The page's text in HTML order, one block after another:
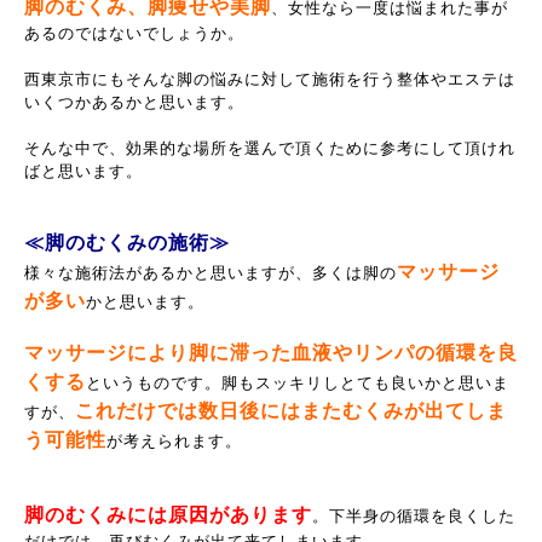
脚のむくみ、脚痩せや美脚、女性なら一度は悩まれた事が
あるのではないでしょうか。
西東京市にもそんな脚の悩みに対して施術を行う整体やエステは
いくつかあるかと思います。
そんな中で、効果的な場所を選んで頂くために参考にして頂けれ
ばと思います。
≪脚のむくみの施術≫
様々な施術法があるかと思いますが、多くは脚のマッサージ
が多いかと思います。
マッサージにより脚に滞った血液やリンパの循環を良
くする というものです。脚もスッキリしとても良いかと思いま
すが、 これだけでは数日後にはまたむくみが出てしま
う可能性が考えられます。
脚のむくみには原因があります。下半身の循環を良くした